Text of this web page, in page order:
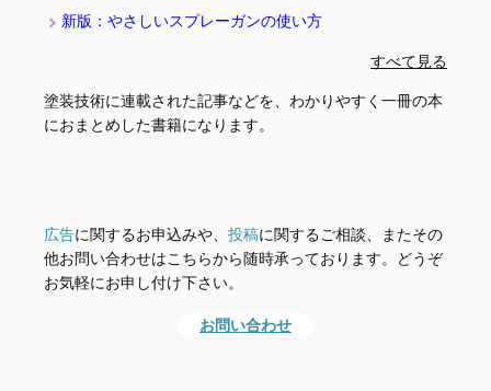
新版：やさしいスプレーガンの使い方
すべて見る
塗装技術に連載された記事などを、わかりやすく一冊の本
におまとめした書籍になります。
広告に関するお申込みや、 投稿に関するご相談、またその
他お問い合わせはこちらから随時承っております。どうぞ
お気軽にお申し付け下さい。
お問い合わせ